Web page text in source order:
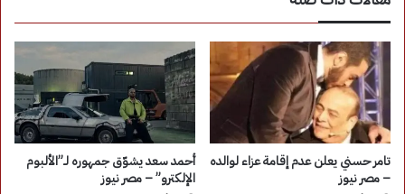
تامر حسني يعلن عدم إقامة عزاء لوالده
– مصر نيوز
أحمد سعد يشوّق جمهوره لـ”الألبوم
الإلكترو” – مصر نيوز